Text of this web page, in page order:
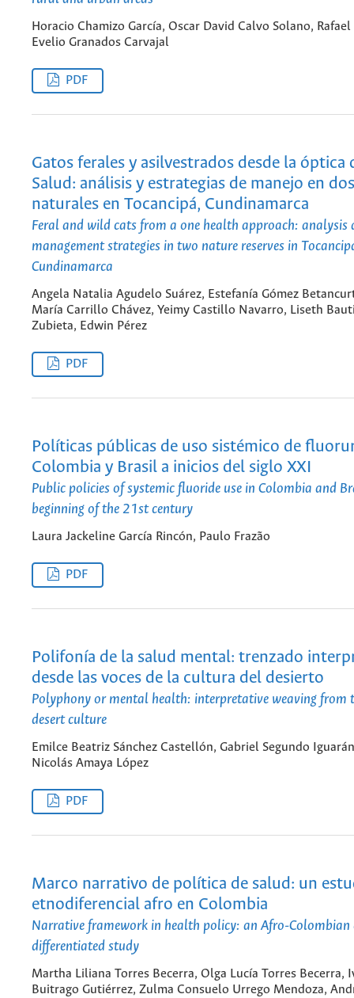
Horacio Chamizo García, Oscar David Calvo Solano, Rafael
Evelio Granados Carvajal
PDF
Gatos ferales y asilvestrados desde la óptica
Salud: análisis y estrategias de manejo en
naturales en Tocancipá, Cundinamarca
Feral and wild cats from a one health approach: analysis
management strategies in two nature reserves in
Cundinamarca
Angela Natalia Agudelo Suárez, Estefanía Gómez
María Carrillo Chávez, Yeimy Castillo Navarro, Liseth
Zubieta, Edwin Pérez
PDF
Políticas públicas de uso sistémico de
Colombia y Brasil a inicios del siglo XXI
Public policies of systemic fluoride use in Colombia and
beginning of the 21st century
Laura Jackeline García Rincón, Paulo Frazão
PDF
Polifonía de la salud mental: trenzado
desde las voces de la cultura del desierto
Polyphony or mental health: interpretative weaving from
desert culture
Emilce Beatriz Sánchez Castellón, Gabriel Segundo
Nicolás Amaya López
PDF
Marco narrativo de política de salud: un
etnodiferencial afro en Colombia
Narrative framework in health policy: an Afro-Colombian
differentiated study
Martha Liliana Torres Becerra, Olga Lucía Torres Becerra,
Buitrago Gutiérrez, Zulma Consuelo Urrego Mendoza,